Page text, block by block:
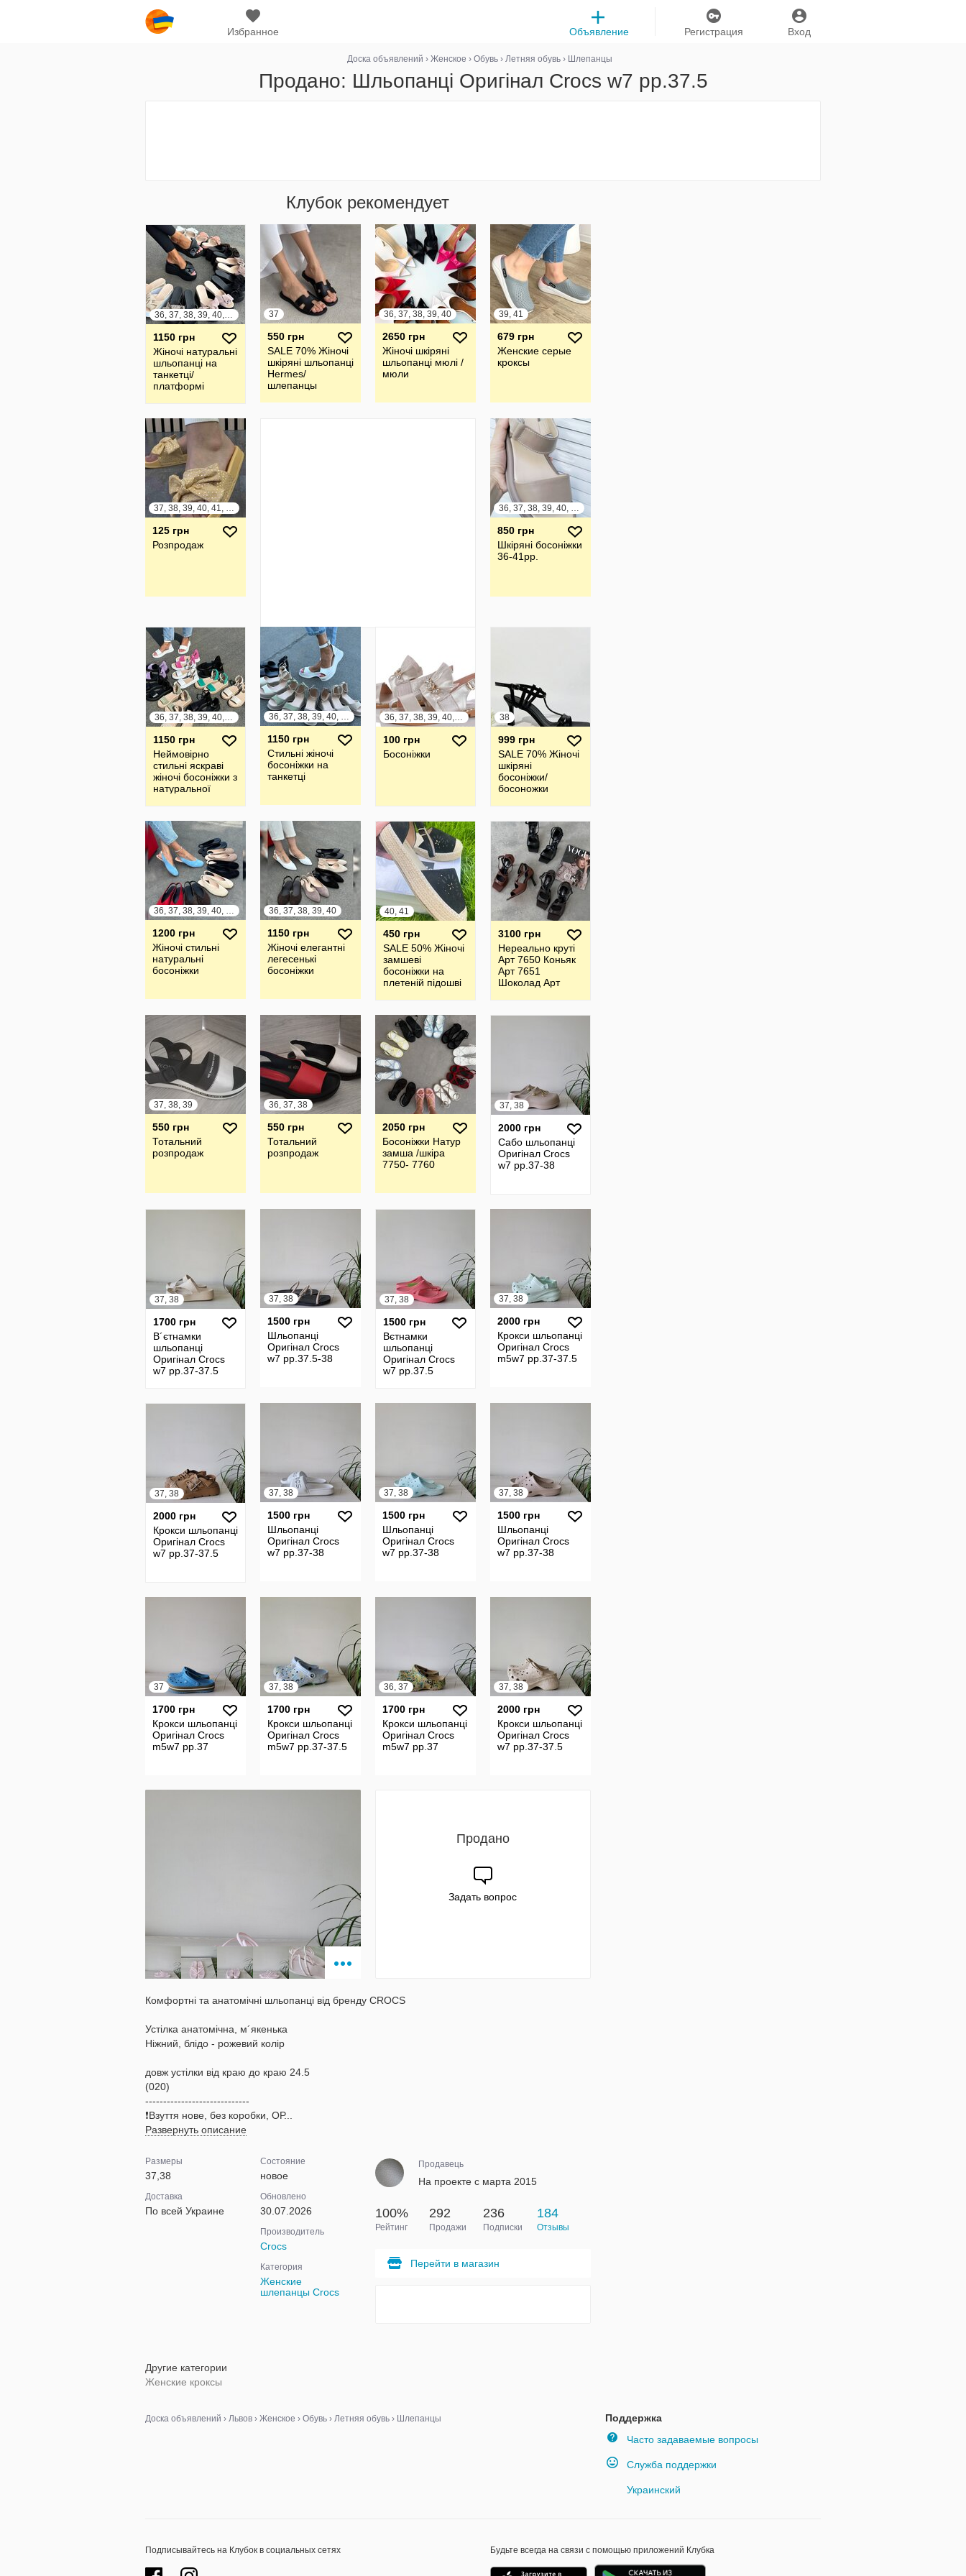
Избранное Вход
Регистрация
Объявление
Доска объявлений › Женское › Обувь› Летняя обувь› Шлепанцы
Продано: Шльопанці Оригінал Crocs w7 рр.37.5
Клубок рекомендует
36, 37, 38, 39, 40, 41
1150 грн
Жіночі натуральні
шльопанці на
танкетці/
платформі
37
550 грн
SALE 70% Жіночі
шкіряні шльопанці
Hermes/
шлепанцы
36, 37, 38, 39, 40
2650 грн
Жіночі шкіряні
шльопанці мюлі /
мюли
39, 41
679 грн
Женские серые
кроксы
37, 38, 39, 40, 41, 42
125 грн
Розпродаж
36, 37, 38, 39, 40, 41
850 грн
Шкіряні босоніжки
36-41рр.
36, 37, 38, 39, 40, 41
1150 грн
Неймовірно
стильні яскраві
жіночі босоніжки з
натуральної
36, 37, 38, 39, 40, 41
1150 грн
Стильні жіночі
босоніжки на
танкетці
36, 37, 38, 39, 40, 41
100 грн
Босоніжки
38
999 грн
SALE 70% Жіночі
шкіряні
босоніжки/
босоножки
36, 37, 38, 39, 40, 41
1200 грн
Жіночі стильні
натуральні
босоніжки
36, 37, 38, 39, 40
1150 грн
Жіночі елегантні
легесенькі
босоніжки
40, 41
450 грн
SALE 50% Жіночі
замшеві
босоніжки на
плетеній підошві
3100 грн
Нереально круті
Арт 7650 Коньяк
Арт 7651
Шоколад Арт
LIRIO
37, 38, 39
550 грн
Тотальний
розпродаж
36, 37, 38
550 грн
Тотальний
розпродаж
2050 грн
Босоніжки Натур
замша /шкіра
7750- 7760
37, 38
2000 грн
Сабо шльопанці
Оригінал Crocs
w7 рр.37-38
37, 38
1700 грн
В´єтнамки
шльопанці
Оригінал Crocs
w7 рр.37-37.5
37, 38
1500 грн
Шльопанці
Оригінал Crocs
w7 рр.37.5-38
37, 38
1500 грн
Вєтнамки
шльопанці
Оригінал Crocs
w7 рр.37.5
37, 38
2000 грн
Крокси шльопанці
Оригінал Crocs
m5w7 рр.37-37.5
37, 38
2000 грн
Крокси шльопанці
Оригінал Crocs
w7 рр.37-37.5
37, 38
1500 грн
Шльопанці
Оригінал Crocs
w7 рр.37-38
37, 38
1500 грн
Шльопанці
Оригінал Crocs
w7 рр.37-38
37, 38
1500 грн
Шльопанці
Оригінал Crocs
w7 рр.37-38
37
1700 грн
Крокси шльопанці
Оригінал Crocs
m5w7 рр.37
37, 38
1700 грн
Крокси шльопанці
Оригінал Crocs
m5w7 рр.37-37.5
36, 37
1700 грн
Крокси шльопанці
Оригінал Crocs
m5w7 рр.37
37, 38
2000 грн
Крокси шльопанці
Оригінал Crocs
w7 рр.37-37.5
Продано
Задать вопрос
Комфортні та анатомічні шльопанці від бренду CROCS
Устілка анатомічна, м´якенька
Ніжний, блідо - рожевий колір
довж устілки від краю до краю 24.5
(020)
-----------------------------
❗️Взуття нове, без коробки, ОР...
Развернуть описание
Размеры
37,38
Доставка
По всей Украине
Состояние
новое
Обновлено
30.07.2026
Производитель
Crocs
Категория
Женские
шлепанцы Crocs
Продавець
На проекте с марта 2015
100%
Рейтинг
292
Продажи
236
Подписки
184
Отзывы
Перейти в магазин
Другие категории
Женские кроксы
Поддержка
Часто задаваемые вопросы
Служба поддержки
Украинский
Доска объявлений › Львов › Женское › Обувь › Летняя обувь › Шлепанцы
Подписывайтесь на Клубок в социальных сетях Будьте всегда на связи с помощью приложений Клубка